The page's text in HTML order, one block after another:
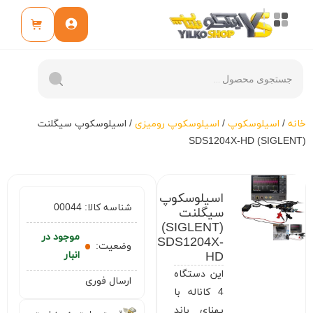
خانه / اسیلوسکوپ / اسیلوسکوپ رومیزی / اسیلوسکوپ سیگلنت
(SIGLENT) SDS1204X-HD
اسیلوسکوپ
سیگلنت
(SIGLENT)
SDS1204X-
HD
این دستگاه
4 کاناله با
پهنای باند
شناسه کالا:00044
وضعیت:
موجود در
انبار
ارسال فوری